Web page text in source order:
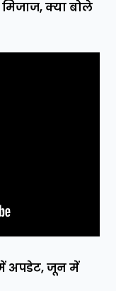
क्या बोले
अपडेट, जून में